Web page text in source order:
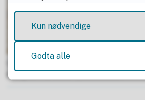
Kun nødvendige
Godta alle